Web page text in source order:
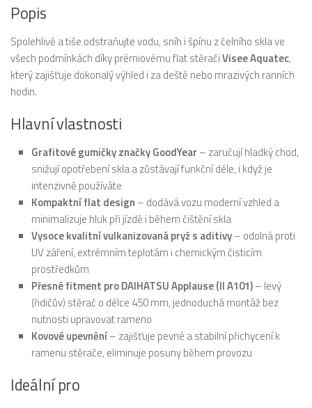
Popis
Spolehlivě a tiše odstraňujte vodu, sníh i špínu z čelního skla ve
všech podmínkách díky prémiovému flat stěračiVisee Aquatec,
který zajišťuje dokonalý výhled i za deště nebo mrazivých ranních
hodin.
Hlavní vlastnosti
Grafitové gumičky značky GoodYear – zaručují hladký chod,
snižují opotřebení skla a zůstávají funkční déle, i když je
intenzivně používáte
Kompaktní flat design – dodává vozu moderní vzhled a
minimalizuje hluk při jízdě i během čištění skla
Vysoce kvalitní vulkanizovaná pryž s aditivy– odolná proti
UV záření, extrémním teplotám i chemickým čisticím
prostředkům
Přesné fitment pro DAIHATSU Applause (II A101)– levý
(řidičův) stěrač o délce 450 mm, jednoduchá montáž bez
nutnosti upravovat rameno
Kovové upevnění– zajišťuje pevné a stabilní přichycení k
ramenu stěrače, eliminuje posuny během provozu
Ideální pro